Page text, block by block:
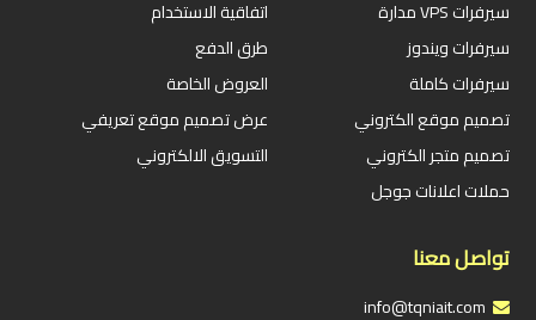
سيرفرات VPS مدارة
سيرفرات ويندوز
سيرفرات كاملة
تصميم موقع الكتروني
تصميم متجر الكتروني
حملات اعلانات جوجل
اتفاقية الاستخدام
طرق الدفع
العروض الخاصة
عرض تصميم موقع تعريفي
التسويق الالكتروني
تواصل معنا